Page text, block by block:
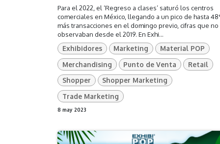
Para el 2022, el ‘Regreso a clases’ saturó los centros
comerciales en México, llegando a un pico de hasta
más transacciones en el domingo previo, cifras que no
observaban desde el 2019. En Exhi...
Exhibidores Marketing
Material POP
Merchandising
Punto de Venta
Retail
Shopper
Shopper Marketing
Trade Marketing
8 may 2023